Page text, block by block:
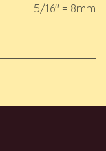
5/16" = 8mm